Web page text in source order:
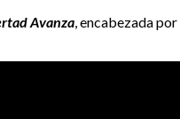
Avanza , encabezada por